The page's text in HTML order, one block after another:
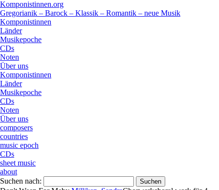
Komponistinnen.org
Gregorianik – Barock – Klassik – Romantik – neue Musik
Komponistinnen
Länder
Musikepoche
CDs
Noten
Über uns
Komponistinnen
Länder
Musikepoche
CDs
Noten
Über uns
composers
countries
music epoch
CDs
sheet music
about
Suchen nach: